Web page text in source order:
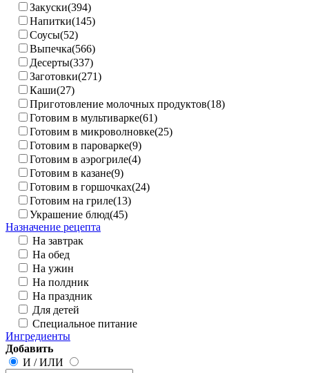
Закуски(394)
Напитки(145)
Соусы(52)
Выпечка(566)
Десерты(337)
Заготовки(271)
Каши(27)
Приготовление молочных продуктов(18)
Готовим в мультиварке(61)
Готовим в микроволновке(25)
Готовим в пароварке(9)
Готовим в аэрогриле(4)
Готовим в казане(9)
Готовим в горшочках(24)
Готовим на гриле(13)
Украшение блюд(45)
Назначение рецепта
На завтрак
На обед
На ужин
На полдник
На праздник
Для детей
Специальное питание
Ингредиенты
Добавить
И /ИЛИ